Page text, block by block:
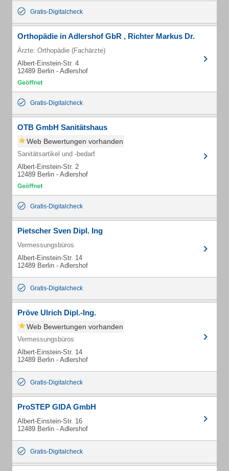
Gratis-Digitalcheck
Orthopädie in Adlershof GbR , Richter Markus Dr.
Ärzte: Orthopädie (Fachärzte)
Albert-Einstein-Str. 4
12489 Berlin - Adlershof
Gratis-Digitalcheck
OTB GmbH Sanitätshaus
Web Bewertungen vorhanden
Sanitätsartikel und -bedarf
Albert-Einstein-Str. 2
12489 Berlin - Adlershof
Gratis-Digitalcheck
Pietscher Sven Dipl. Ing
Vermessungsbüros
Albert-Einstein-Str. 14
12489 Berlin - Adlershof
Gratis-Digitalcheck
Pröve Ulrich Dipl.-Ing.
Web Bewertungen vorhanden
Vermessungsbüros
Albert-Einstein-Str. 14
12489 Berlin - Adlershof
Gratis-Digitalcheck
ProSTEP GIDA GmbH
Albert-Einstein-Str. 16
12489 Berlin - Adlershof
Gratis-Digitalcheck